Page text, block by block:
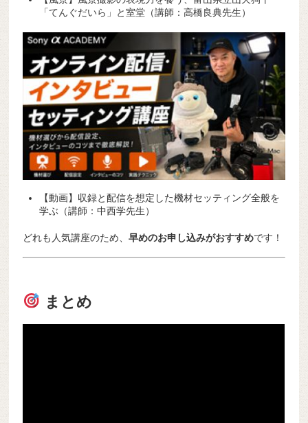
「てんぐだいら」と室堂（講師：高橋良典先生）
【動画】収録と配信を想定した機材セッティング全般を
学ぶ（講師：中西学先生）
どれも人気講座のため、早めのお申し込みがおすすめです！
まとめ